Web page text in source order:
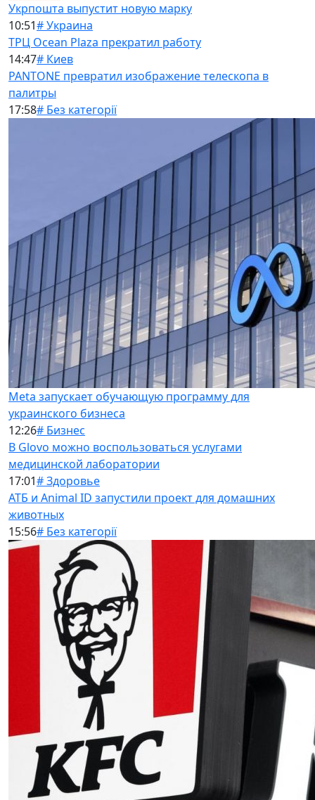
Укрпошта выпустит новую марку
10:51# Украина
ТРЦ Ocean Plaza прекратил работу
14:47# Киев
PANTONE превратил изображение телескопа в
палитры
17:58# Без категорії
Meta запускает обучающую программу для
украинского бизнеса
12:26# Бизнес
В Glovo можно воспользоваться услугами
медицинской лаборатории
17:01# Здоровье
АТБ и Animal ID запустили проект для домашних
животных
15:56# Без категорії